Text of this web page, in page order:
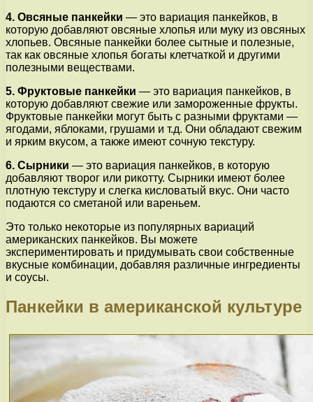
4. Овсяные панкейки — это вариация панкейков, в
которую добавляют овсяные хлопья или муку из овсяных
хлопьев. Овсяные панкейки более сытные и полезные,
так как овсяные хлопья богаты клетчаткой и другими
полезными веществами.
5. Фруктовые панкейки — это вариация панкейков, в
которую добавляют свежие или замороженные фрукты.
Фруктовые панкейки могут быть с разными фруктами —
ягодами, яблоками, грушами и т.д. Они обладают свежим
и ярким вкусом, а также имеют сочную текстуру.
6. Сырники — это вариация панкейков, в которую
добавляют творог или рикотту. Сырники имеют более
плотную текстуру и слегка кисловатый вкус. Они часто
подаются со сметаной или вареньем.
Это только некоторые из популярных вариаций
американских панкейков. Вы можете
экспериментировать и придумывать свои собственные
вкусные комбинации, добавляя различные ингредиенты
и соусы.
Панкейки в американской культуре